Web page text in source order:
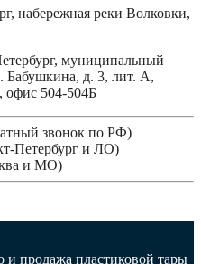
набережная реки Волковки,
муниципальный
Бабушкина, д. 3, лит. А,
504-504Б
звонок по РФ)
Петербург и ЛО)
и МО)
продажа пластиковой тары